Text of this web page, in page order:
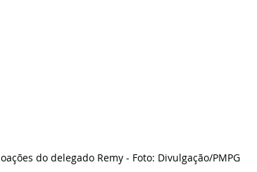
do delegado Remy - Foto: Divulgação/PMPG